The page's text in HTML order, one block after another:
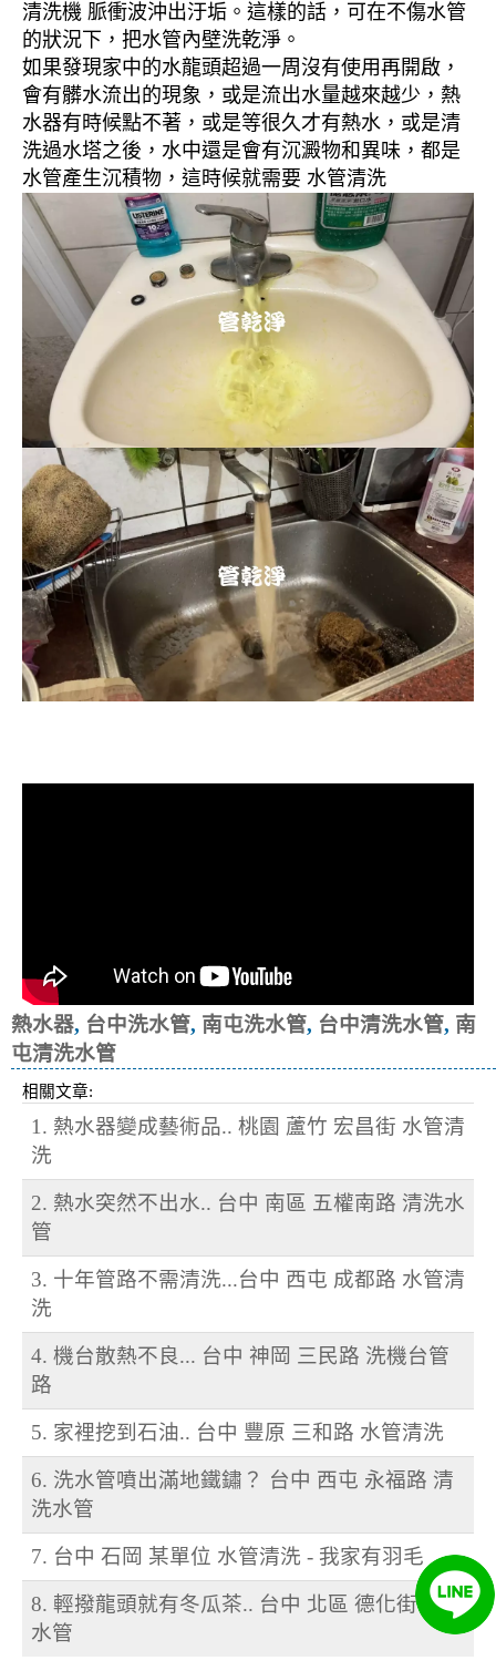
清洗機 脈衝波沖出汙垢。這樣的話，可在不傷水管
的狀況下，把水管內壁洗乾淨。
如果發現家中的水龍頭超過一周沒有使用再開啟，
會有髒水流出的現象，或是流出水量越來越少，熱
水器有時候點不著，或是等很久才有熱水，或是清
洗過水塔之後，水中還是會有沉澱物和異味，都是
水管產生沉積物，這時候就需要 水管清洗
熱水器, 台中洗水管, 南屯洗水管, 台中清洗水管, 南
屯清洗水管
相關文章:
1. 熱水器變成藝術品.. 桃園 蘆竹 宏昌街 水管清
洗
2. 熱水突然不出水.. 台中 南區 五權南路 清洗水
管
3. 十年管路不需清洗...台中 西屯 成都路 水管清
洗
4. 機台散熱不良... 台中 神岡 三民路 洗機台管
路
5. 家裡挖到石油.. 台中 豐原 三和路 水管清洗
6. 洗水管噴出滿地鐵鏽？ 台中 西屯 永福路 清
洗水管
7. 台中 石岡 某單位 水管清洗 - 我家有羽毛
8. 輕撥龍頭就有冬瓜茶.. 台中 北區 德化街 清洗
水管